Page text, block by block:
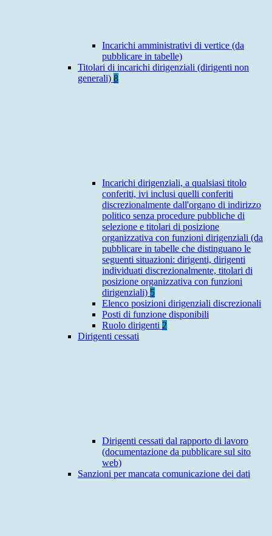
Incarichi amministrativi di vertice (da
pubblicare in tabelle)
Titolari di incarichi dirigenziali (dirigenti non
generali) 8
Incarichi dirigenziali, a qualsiasi titolo
conferiti, ivi inclusi quelli conferiti
discrezionalmente dall'organo di indirizzo
politico senza procedure pubbliche di
selezione e titolari di posizione
organizzativa con funzioni dirigenziali (da
pubblicare in tabelle che distinguano le
seguenti situazioni: dirigenti, dirigenti
individuati discrezionalmente, titolari di
posizione organizzativa con funzioni
dirigenziali) 5
Elenco posizioni dirigenziali discrezionali
Posti di funzione disponibili
Ruolo dirigenti 2
Dirigenti cessati
Dirigenti cessati dal rapporto di lavoro
(documentazione da pubblicare sul sito
web)
Sanzioni per mancata comunicazione dei dati